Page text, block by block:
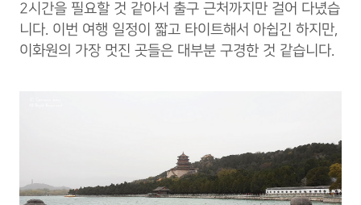
2시간을 필요할 것 같아서 출구 근처까지만 걸어 다녔습
니다. 이번 여행 일정이 짧고 타이트해서 아쉽긴 하지만,
이화원의 가장 멋진 곳들은 대부분 구경한 것 같습니다.